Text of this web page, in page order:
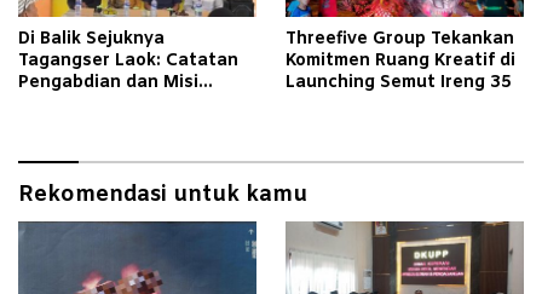
Di Balik Sejuknya
Tagangser Laok: Catatan
Pengabdian dan Misi
Threefive Group Tekankan
Komitmen Ruang Kreatif di
Launching Semut Ireng 35
Rekomendasi untuk kamu